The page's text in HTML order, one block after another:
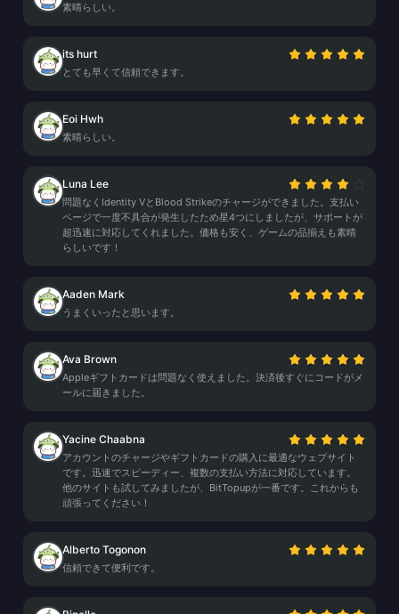
素晴らしい。
its hurt
とても早くて信頼できます。
Eoi Hwh
素晴らしい。
Luna Lee
問題なくIdentity VとBlood Strikeのチャージができました。支払い
ページで一度不具合が発生したため星4つにしましたが、サポートが
超迅速に対応してくれました。価格も安く、ゲームの品揃えも素晴
らしいです！
Aaden Mark
うまくいったと思います。
Ava Brown
Appleギフトカードは問題なく使えました。決済後すぐにコードがメ
ールに届きました。
Yacine Chaabna
アカウントのチャージやギフトカードの購入に最適なウェブサイト
です。迅速でスピーディー、複数の支払い方法に対応しています。
他のサイトも試してみましたが、BitTopupが一番です。これからも
頑張ってください！
Alberto Togonon
信頼できて便利です。